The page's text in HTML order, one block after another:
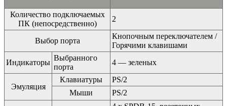
Количество подключаемых
ПК (непосредственно)
2
Выбор порта
Кнопочным переключателем /
Горячими клавишами
Индикаторы
Выбранного
порта
4 — зеленых
Эмуляция
Клавиатуры
PS/2
Мыши
PS/2